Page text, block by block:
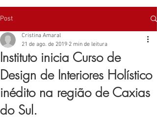
Post
Instituto inicia Curso de
Design de Interiores Holístico
inédito na região de Caxias
do Sul.
Cristina Amaral
21 de ago. de 2019 2 min de leitura